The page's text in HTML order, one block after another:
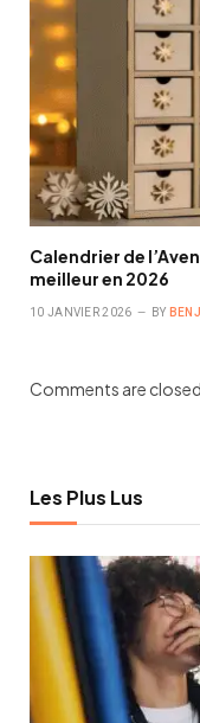
Calendrier de
meilleur en 2026
10 JANVIER 2026 BY
Comments are closed.
Les Plus Lus